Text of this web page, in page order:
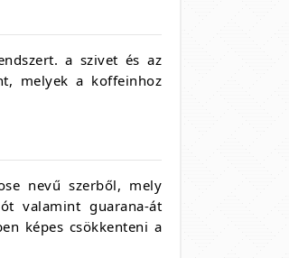
a szivet és az
melyek a koffeinhoz
nevű szerből, mely
valamint guarana-át
képes csökkenteni a